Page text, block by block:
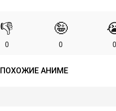
👎
0
🤪
0 0
ПОХОЖИЕ АНИМЕ